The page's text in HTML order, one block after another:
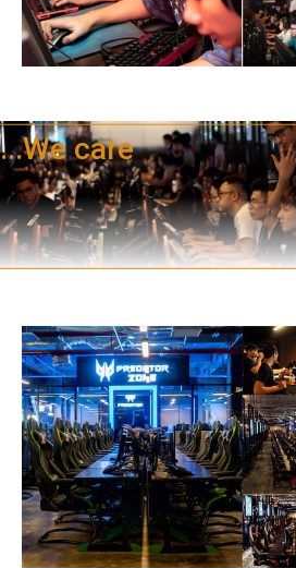
...We care